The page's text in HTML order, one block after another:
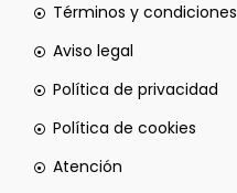
Términos y condiciones
Aviso legal
Política de privacidad
Política de cookies
Atención